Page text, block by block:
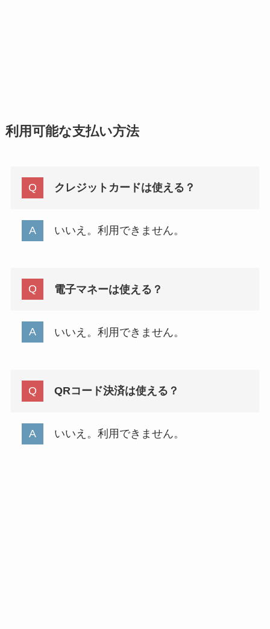
利用可能な支払い方法
クレジットカードは使える？
いいえ。利用できません。
電子マネーは使える？
いいえ。利用できません。
QRコード決済は使える？
いいえ。利用できません。